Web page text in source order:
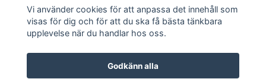
Vi använder cookies för att anpassa det innehåll som
visas för dig och för att du ska få bästa tänkbara
upplevelse när du handlar hos oss.
Godkänn alla